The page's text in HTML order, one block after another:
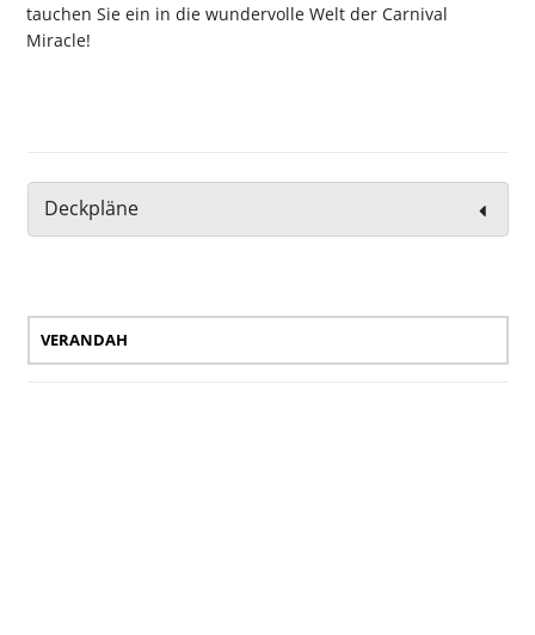
tauchen Sie ein in die wundervolle Welt der Carnival
Miracle!
Deckpläne